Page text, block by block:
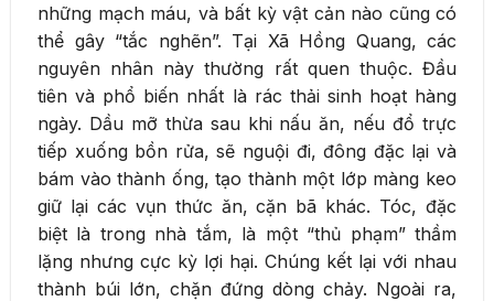
những mạch máu, và bất kỳ vật cản nào cũng có
thể gây “tắc nghẽn”. Tại Xã Hồng Quang, các
nguyên nhân này thường rất quen thuộc. Đầu
tiên và phổ biến nhất là rác thải sinh hoạt hàng
ngày. Dầu mỡ thừa sau khi nấu ăn, nếu đổ trực
tiếp xuống bồn rửa, sẽ nguội đi, đông đặc lại và
bám vào thành ống, tạo thành một lớp màng keo
giữ lại các vụn thức ăn, cặn bã khác. Tóc, đặc
biệt là trong nhà tắm, là một “thủ phạm” thầm
lặng nhưng cực kỳ lợi hại. Chúng kết lại với nhau
thành búi lớn, chặn đứng dòng chảy. Ngoài ra,